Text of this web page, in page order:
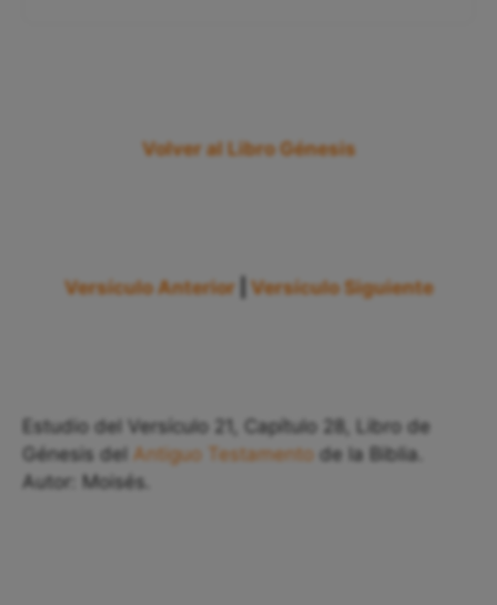
Volver al Libro Génesis
Versículo Anterior Versículo Siguiente
Estudio del Versículo 21, Capítulo 28, Libro de
Génesis del Antiguo Testamento de la Biblia.
Autor: Moisés.